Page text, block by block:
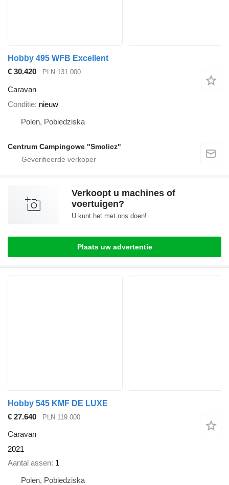
Hobby 495 WFB Excellent
€ 30.420
PLN 131.000
Caravan
Conditie nieuw
Polen, Pobiedziska
Centrum Campingowe "Smolicz"
Verkoopt u machines of
voertuigen?
U kunt het met ons doen!
Plaats uw advertentie
Hobby 545 KMF DE LUXE
€ 27.640
PLN 119.000
Caravan
2021
Aantal assen 1
Polen, Pobiedziska